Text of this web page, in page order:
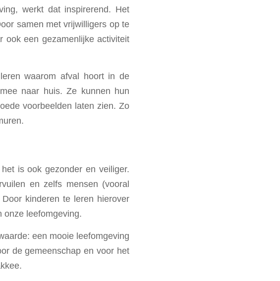
werkt dat inspirerend. Het
samen met vrijwilligers op te
ook een gezamenlijke activiteit
waarom afval hoort in de
naar huis. Ze kunnen hun
voorbeelden laten zien. Zo
is ook gezonder en veiliger.
en zelfs mensen (vooral
kinderen te leren hierover
onze leefomgeving.
een mooie leefomgeving
de gemeenschap en voor het